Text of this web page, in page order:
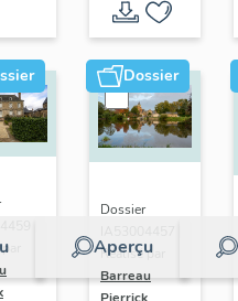
la
Rivière
Dossier
Aperçu
Dossier
Réalisé par
Barreau